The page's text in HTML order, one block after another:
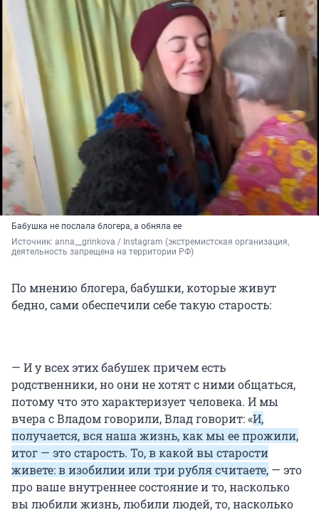
Бабушка не послала блогера, а обняла ее
Источник: anna__grinkova / Instagram (экстремистская организация,
деятельность запрещена на территории РФ)
По мнению блогера, бабушки, которые живут
бедно, сами обеспечили себе такую старость:
— И у всех этих бабушек причем есть
родственники, но они не хотят с ними общаться,
потому что это характеризует человека. И мы
вчера с Владом говорили, Влад говорит: «И,
получается, вся наша жизнь, как мы ее прожили,
итог — это старость. То, в какой вы старости
живете: в изобилии или три рубля считаете, — это
про ваше внутреннее состояние и то, насколько
вы любили жизнь, любили людей, то, насколько